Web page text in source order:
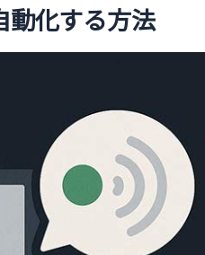
動化する方法